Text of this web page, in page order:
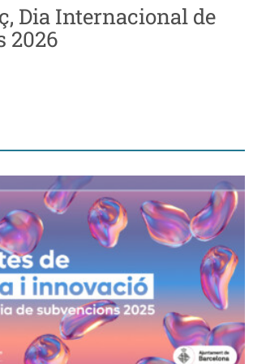
Dia Internacional de
2026